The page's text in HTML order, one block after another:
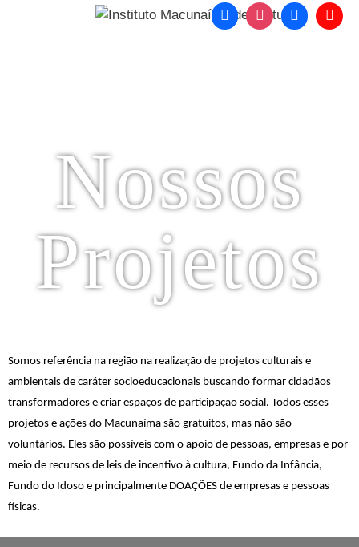
Nossos
Projetos
Somos referência na região na realização de projetos culturais e
ambientais de caráter socioeducacionais buscando formar cidadãos
transformadores e criar espaços de participação social. Todos esses
projetos e ações do Macunaíma são gratuitos, mas não são
voluntários. Eles são possíveis com o apoio de pessoas, empresas e por
meio de recursos de leis de incentivo à cultura, Fundo da Infância,
Fundo do Idoso e principalmente DOAÇÕES de empresas e pessoas
físicas.